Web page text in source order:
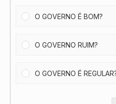
O GOVERNO É BOM?
O GOVERNO RUIM?
O GOVERNO É